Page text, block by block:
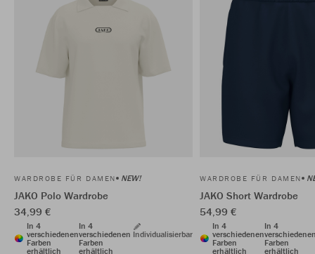
WARDROBE FÜR DAMEN NEW!
JAKO Polo Wardrobe
34,99 €
In 4
verschiedenen
Farben
erhältlich
In 4
verschiedenen
Farben
erhältlich
Individualisierbar
WARDROBE FÜR DAMEN
JAKO Short Wardrobe
54,99 €
In 4
verschiedenen
Farben
erhältlich
In 4
Farben
erhältlich